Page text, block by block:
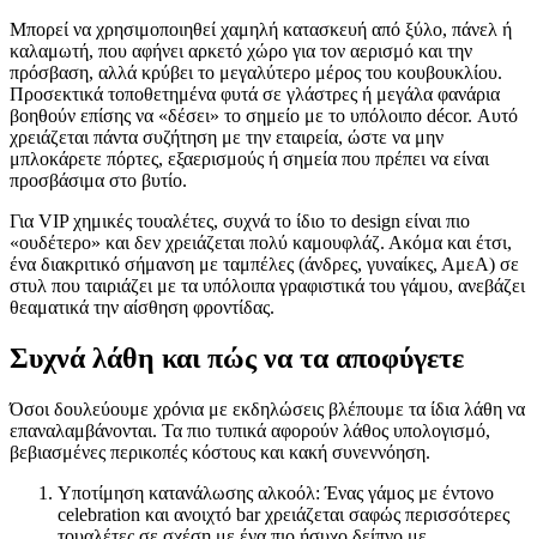
Μπορεί να χρησιμοποιηθεί χαμηλή κατασκευή από ξύλο, πάνελ ή
καλαμωτή, που αφήνει αρκετό χώρο για τον αερισμό και την
πρόσβαση, αλλά κρύβει το μεγαλύτερο μέρος του κουβουκλίου.
Προσεκτικά τοποθετημένα φυτά σε γλάστρες ή μεγάλα φανάρια
βοηθούν επίσης να «δέσει» το σημείο με το υπόλοιπο décor. Αυτό
χρειάζεται πάντα συζήτηση με την εταιρεία, ώστε να μην
μπλοκάρετε πόρτες, εξαερισμούς ή σημεία που πρέπει να είναι
προσβάσιμα στο βυτίο.
Για VIP χημικές τουαλέτες, συχνά το ίδιο το design είναι πιο
«ουδέτερο» και δεν χρειάζεται πολύ καμουφλάζ. Ακόμα και έτσι,
ένα διακριτικό σήμανση με ταμπέλες (άνδρες, γυναίκες, ΑμεΑ) σε
στυλ που ταιριάζει με τα υπόλοιπα γραφιστικά του γάμου, ανεβάζει
θεαματικά την αίσθηση φροντίδας.
Συχνά λάθη και πώς να τα αποφύγετε
Όσοι δουλεύουμε χρόνια με εκδηλώσεις βλέπουμε τα ίδια λάθη να
επαναλαμβάνονται. Τα πιο τυπικά αφορούν λάθος υπολογισμό,
βεβιασμένες περικοπές κόστους και κακή συνεννόηση.
Υποτίμηση κατανάλωσης αλκοόλ: Ένας γάμος με έντονο
celebration και ανοιχτό bar χρειάζεται σαφώς περισσότερες